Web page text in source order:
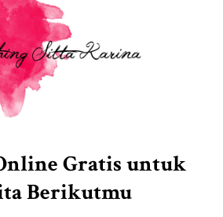
Gratis untuk
Berikutmu